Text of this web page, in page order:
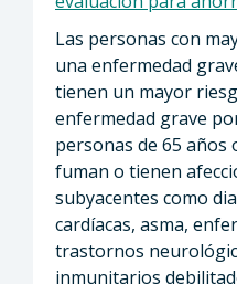
Las personas con
una enfermedad
tienen un mayor
enfermedad grave
personas de 65 años
fuman o tienen
subyacentes como
cardíacas, asma,
trastornos
inmunitarios